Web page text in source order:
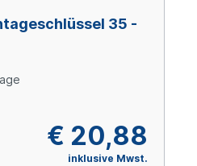
35 -
€ 20,88
inklusive Mwst.